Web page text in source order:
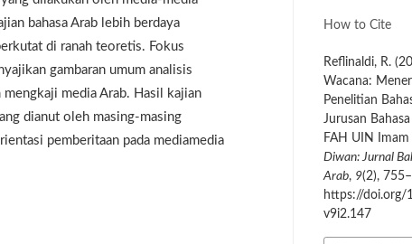
bahasa Arab lebih berdaya
di ranah teoretis. Fokus
gambaran umum analisis
media Arab. Hasil kajian
dianut oleh masing-masing
pemberitaan pada mediamedia
How to Cite
Reflinaldi, R.
Wacana:
Penelitian
Jurusan
FAH UIN Imam
Diwan: Jurnal
Arab, 9(2),
https://doi.org/
v9i2.147